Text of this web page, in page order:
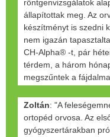
röntgenvizsgálatok
állapítottak meg. Az
készítményt is szedni
nem igazán
CH-Alpha® -t, pár
térdem, a három
megszűntek a
Zoltán: "A
ortopéd orvosa. Az
gyógyszertárakban